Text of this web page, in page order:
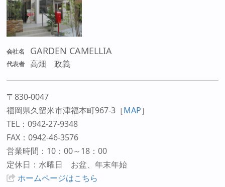
会社名 GARDEN CAMELLIA
代表者 高畑 政義
〒830-0047
福岡県久留米市津福本町967-3 ［MAP］
TEL：0942-27-9348
FAX：0942-46-3576
営業時間：10：00～18：00
定休日：水曜日 お盆、年末年始
ホームページはこちら